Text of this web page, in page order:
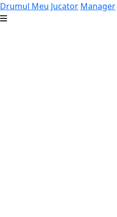
Drumul Meu Jucator Manager